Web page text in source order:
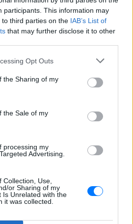
participants. This information may
third parties on the IAB’s List of
that may further disclose it to other
Opt Outs
the Sharing of my
the Sale of my
processing my
Advertising.
Use,
or Sharing of my
Is Unrelated with the
it was collected.
παραλίγο να καταστρέψει την
Diane Keaton
τους εργαζόμενους στον ίδιο
των βασιλικών γάμων κρύβεται σε
λέει η ψυχολογία)
ξύλινο εργαλείο στον κόσμο
Ελλάδα - ποια ήταν η χρήση του